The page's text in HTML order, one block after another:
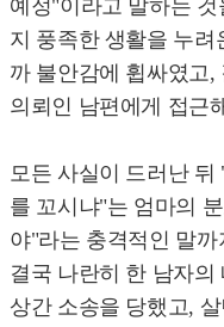
예정"이라고 말하는
지 풍족한 생활을 누려
까 불안감에 휩싸였고,
의뢰인 남편에게 접근
모든 사실이 드러난
를 꼬시냐"는 엄마의
야"라는 충격적인 말
결국 나란히 한 남자의
상간 소송을 당했고,